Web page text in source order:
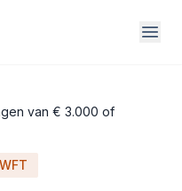
van € 3.000 of